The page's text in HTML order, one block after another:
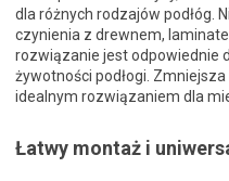
dla różnych rodzajów podłóg.
czynienia z drewnem,
rozwiązanie jest odpowiednie
żywotności podłogi.
idealnym rozwiązaniem dla
Łatwy montaż i